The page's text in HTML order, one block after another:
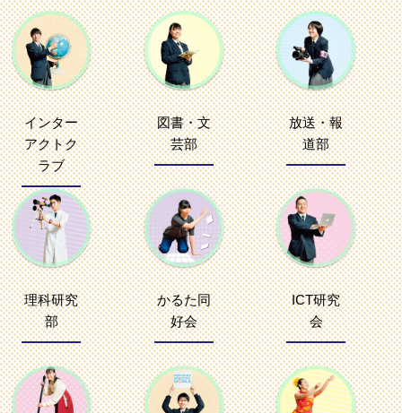
インター
アクトク
ラブ
図書・文
芸部
放送・報
道部
理科研究
部
かるた同
好会
ICT研究
会